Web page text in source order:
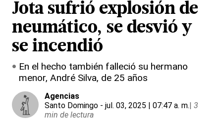
Jota sufrió explosión de
neumático, se desvió y
se incendió
En el hecho también falleció su hermano
menor, André Silva, de 25 años
Agencias
Santo Domingo - jul. 03, 2025 | 07:47 a. m.| 3
min de lectura